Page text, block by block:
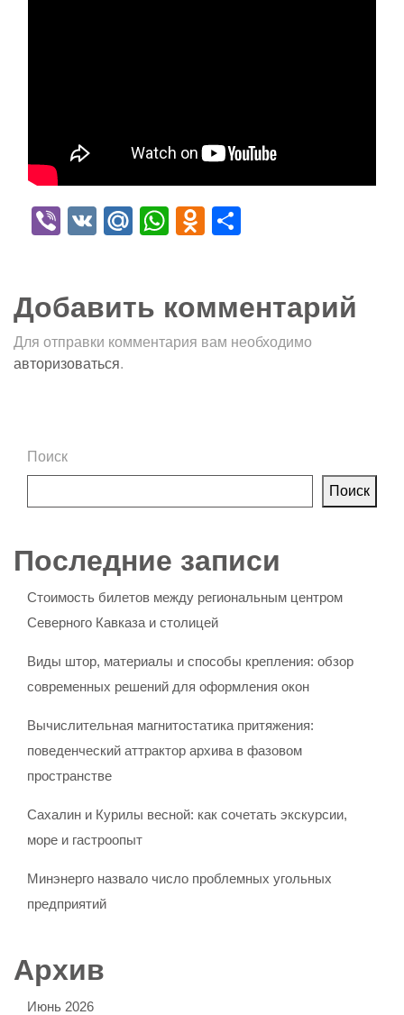
Viber
VK Mail.Ru
WhatsApp
Odnoklassniki
Добавить комментарий
Для отправки комментария вам необходимо
авторизоваться.
Поиск
Поиск
Последние записи
Стоимость билетов между региональным центром
Северного Кавказа и столицей
Виды штор, материалы и способы крепления: обзор
современных решений для оформления окон
Вычислительная магнитостатика притяжения:
поведенческий аттрактор архива в фазовом
пространстве
Сахалин и Курилы весной: как сочетать экскурсии,
море и гастроопыт
Минэнерго назвало число проблемных угольных
предприятий
Архив
Июнь 2026